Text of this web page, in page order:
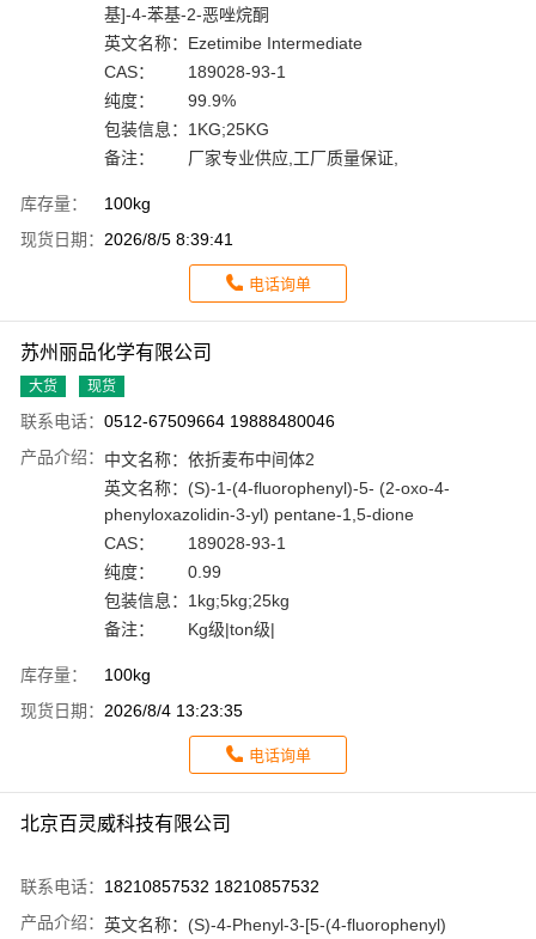
基]-4-苯基-2-恶唑烷酮
英文名称： Ezetimibe Intermediate
CAS：
189028-93-1
纯度：
99.9%
包装信息： 1KG;25KG
备注：
厂家专业供应,工厂质量保证,
库存量：
100kg
现货日期： 2026/8/5 8:39:41
电话询单
苏州丽品化学有限公司
大货 现货
联系电话： 0512-67509664 19888480046
产品介绍： 中文名称： 依折麦布中间体2
英文名称： (S)-1-(4-fluorophenyl)-5- (2-oxo-4-
phenyloxazolidin-3-yl) pentane-1,5-dione
CAS：
189028-93-1
纯度：
0.99
包装信息： 1kg;5kg;25kg
备注：
Kg级|ton级|
库存量：
100kg
现货日期： 2026/8/4 13:23:35
电话询单
北京百灵威科技有限公司
联系电话： 18210857532 18210857532
产品介绍： 英文名称： (S)-4-Phenyl-3-[5-(4-fluorophenyl)